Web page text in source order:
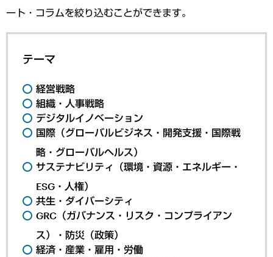
ート・コラムを絞り込むことができます。
テーマ
経営戦略
組織・人事戦略
デジタルイノベーション
国際（グローバルビジネス・開発支援・国際戦
略・グローバルヘルス）
サステナビリティ（環境・資源・エネルギー・
ESG・人権）
共生・ダイバーシティ
GRC（ガバナンス・リスク・コンプライアン
ス）・防災（政策）
経済・産業・雇用・労働